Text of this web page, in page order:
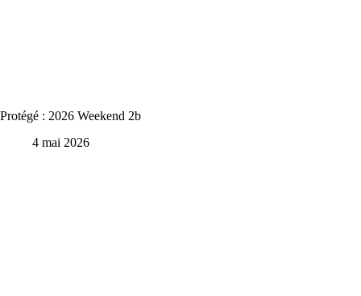
Protégé : 2026 Weekend 2b
4 mai 2026